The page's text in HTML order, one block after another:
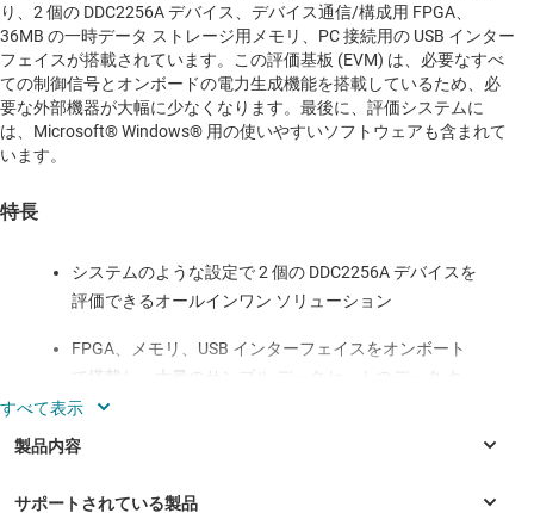
り、2 個の DDC2256A デバイス、デバイス通信/構成用 FPGA、
36MB の一時データ ストレージ用メモリ、PC 接続用の USB インター
フェイスが搭載されています。この評価基板 (EVM) は、必要なすべ
ての制御信号とオンボードの電力生成機能を搭載しているため、必
要な外部機器が大幅に少なくなります。最後に、評価システムに
は、Microsoft® Windows® 用の使いやすいソフトウェアも含まれて
います。
特長
システムのような設定で 2 個の DDC2256A デバイスを
評価できるオールインワン ソリューション
FPGA、メモリ、USB インターフェイスをオンボート
で搭載し、大量のサンプル データセットのデータ キ
ャプチャと分析が可能
単純な実験にも高度な実験にも対応する、フレキシブ